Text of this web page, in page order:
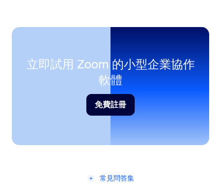
立即試用 Zoom 的小型企業協作
軟體
免費註冊
免費註冊
常見問答集